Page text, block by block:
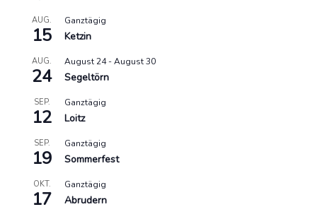
AUG.
15
Ganztägig
Ketzin
AUG.
24
August 24-August 30
Segeltörn
SEP.
12
Ganztägig
Loitz
SEP.
19
Ganztägig
Sommerfest
OKT.
17
Ganztägig
Abrudern